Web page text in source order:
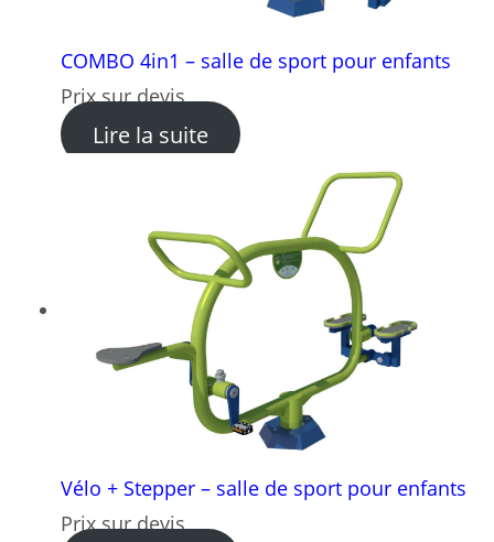
COMBO 4in1 – salle de sport pour enfants
Prix sur devis
Lire la suite: COMBO 4in1 – salle de
Vélo + Stepper – salle de sport pour enfants
Prix sur devis